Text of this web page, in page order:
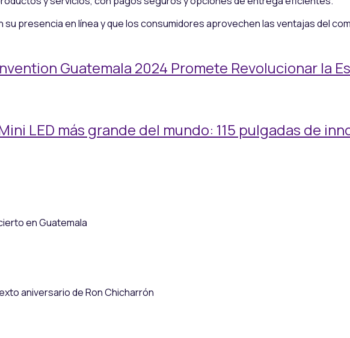
presencia en línea y que los consumidores aprovechen las ventajas del
Guatemala 2024 Promete Revolucionar la
LED más grande del mundo: 115 pulgadas de